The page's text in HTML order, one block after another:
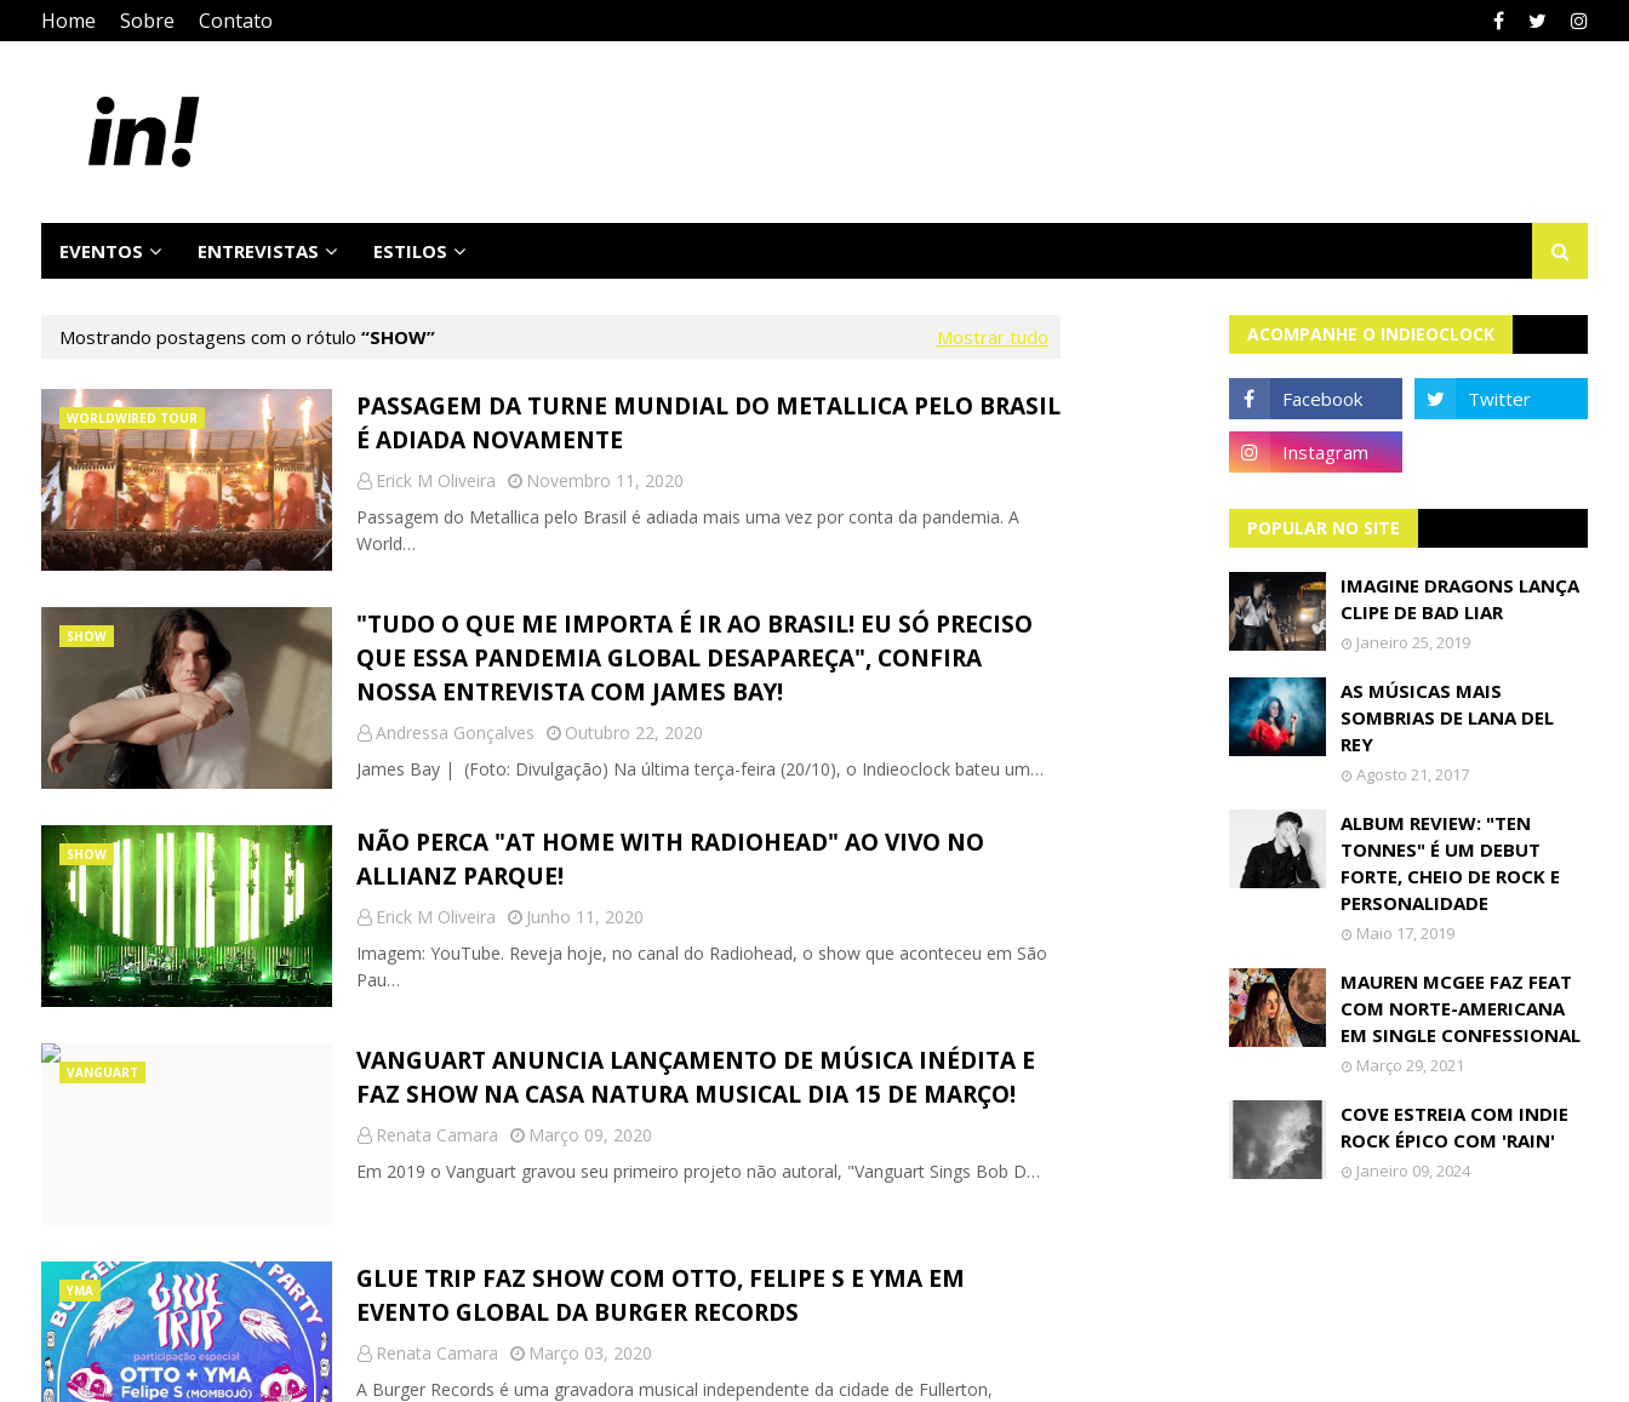
Home Sobre Contato
EVENTOS ENTREVISTAS ESTILOS
Mostrando postagens com o rótulo SHOW Mostrar tudo
WORLDWIRED TOUR
PASSAGEM DA TURNE MUNDIAL DO METALLICA PELO BRASIL
É ADIADA NOVAMENTE
Erick M Oliveira
Novembro 11, 2020
Passagem do Metallica pelo Brasil é adiada mais uma vez por conta da pandemia. A
World…
SHOW
"TUDO O QUE ME IMPORTA É IR AO BRASIL! EU SÓ PRECISO
QUE ESSA PANDEMIA GLOBAL DESAPAREÇA", CONFIRA
NOSSA ENTREVISTA COM JAMES BAY!
Andressa Gonçalves
Outubro 22, 2020
James Bay | (Foto: Divulgação) Na última terça-feira (20/10), o Indieoclock bateu um…
SHOW
NÃO PERCA "AT HOME WITH RADIOHEAD" AO VIVO NO
ALLIANZ PARQUE!
Erick M Oliveira
Junho 11, 2020
Imagem: YouTube. Reveja hoje, no canal do Radiohead, o show que aconteceu em São
Pau…
VANGUART
VANGUART ANUNCIA LANÇAMENTO DE MÚSICA INÉDITA E
FAZ SHOW NA CASA NATURA MUSICAL DIA 15 DE MARÇO!
Renata Camara
Março 09, 2020
Em 2019 o Vanguart gravou seu primeiro projeto não autoral, "Vanguart Sings Bob D…
YMA
GLUE TRIP FAZ SHOW COM OTTO, FELIPE S E YMA EM
EVENTO GLOBAL DA BURGER RECORDS
Renata Camara
Março 03, 2020
A Burger Records é uma gravadora musical independente da cidade de Fullerton,
ACOMPANHE O INDIEOCLOCK
POPULAR NO SITE
IMAGINE DRAGONS LANÇA
CLIPE DE BAD LIAR
Janeiro 25, 2019
AS MÚSICAS MAIS
SOMBRIAS DE LANA DEL
REY
Agosto 21, 2017
ALBUM REVIEW: "TEN
TONNES" É UM DEBUT
FORTE, CHEIO DE ROCK E
PERSONALIDADE
Maio 17, 2019
MAUREN MCGEE FAZ FEAT
COM NORTE-AMERICANA
EM SINGLE CONFESSIONAL
Março 29, 2021
COVE ESTREIA COM INDIE
ROCK ÉPICO COM 'RAIN'
Janeiro 09, 2024